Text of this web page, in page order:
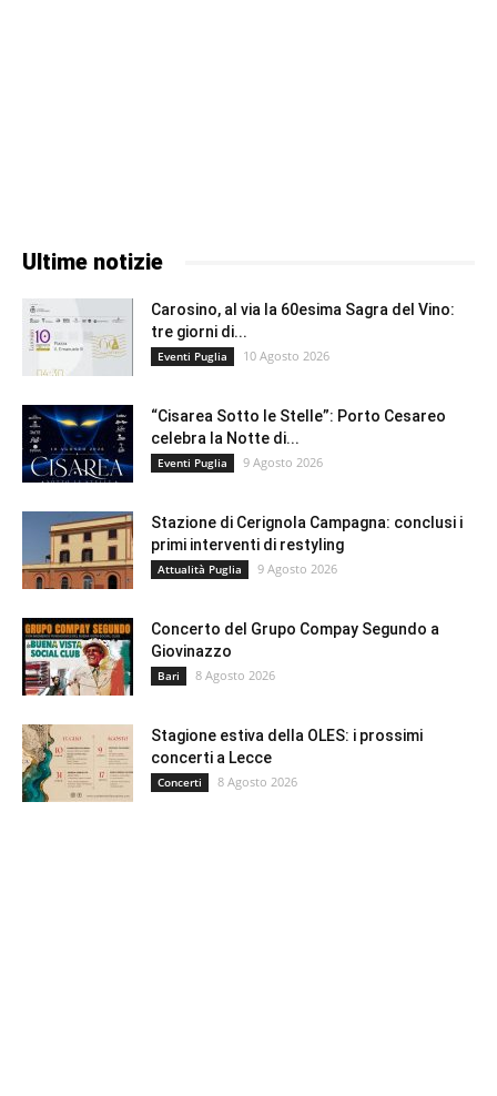
Ultime notizie
Carosino, al via la 60esima Sagra del Vino:
tre giorni di...
Eventi Puglia 10 Agosto 2026
“Cisarea Sotto le Stelle”: Porto Cesareo
celebra la Notte di...
Eventi Puglia 9 Agosto 2026
Stazione di Cerignola Campagna: conclusi i
primi interventi di restyling
Attualità Puglia 9 Agosto 2026
Concerto del Grupo Compay Segundo a
Giovinazzo
Bari 8 Agosto 2026
Stagione estiva della OLES: i prossimi
concerti a Lecce
Concerti 8 Agosto 2026